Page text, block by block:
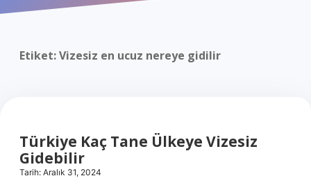
Etiket:Vizesiz en ucuz nereye gidilir
Türkiye Kaç Tane Ülkeye Vizesiz
Gidebilir
Tarih: Aralık 31, 2024